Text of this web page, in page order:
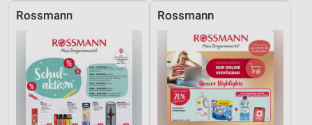
Rossmann Rossmann